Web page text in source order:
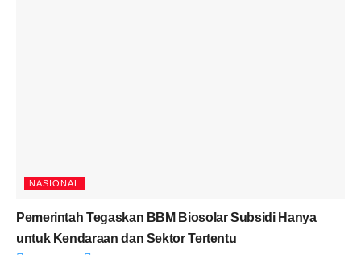
NASIONAL
Pemerintah Tegaskan BBM Biosolar Subsidi Hanya
untuk Kendaraan dan Sektor Tertentu